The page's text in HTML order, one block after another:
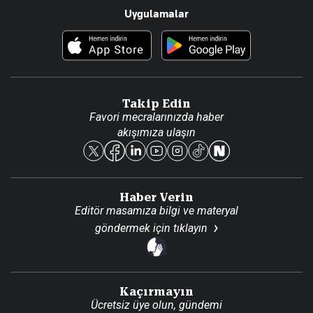
Foto Haber
Künye
Reklam Ver
Uygulamalar
Takip Edin
Favori mecralarınızda haber
akışımıza ulaşın
Haber Verin
Editör masamıza bilgi ve materyal
göndermek için tıklayın
Kaçırmayın
Ücretsiz üye olun, gündemi